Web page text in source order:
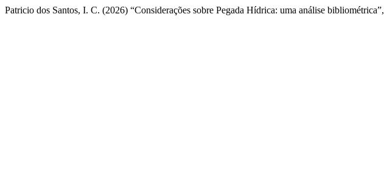
Patricio dos Santos, I. C. (2026) “Considerações sobre Pegada Hídrica: uma análise bibliométrica”,